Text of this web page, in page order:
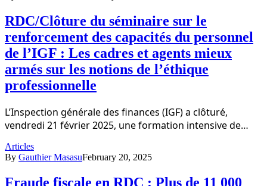
RDC/Clôture du séminaire sur le
renforcement des capacités du personnel
de l’IGF : Les cadres et agents mieux
armés sur les notions de l’éthique
professionnelle
L’Inspection générale des finances (IGF) a clôturé,
vendredi 21 février 2025, une formation intensive de…
Articles
By Gauthier MasasuFebruary 20, 2025
Fraude fiscale en RDC : Plus de 11 000